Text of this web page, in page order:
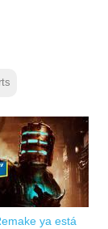
ya está